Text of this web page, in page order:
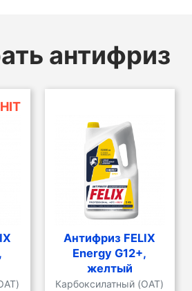
антифриз
HIT
Антифриз FELIX
Energy G12+,
желтый
Карбоксилатный (OAT)